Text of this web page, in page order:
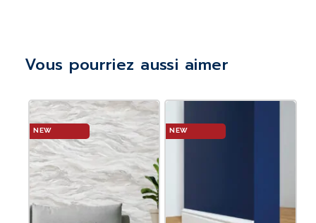
Vous pourriez aussi aimer